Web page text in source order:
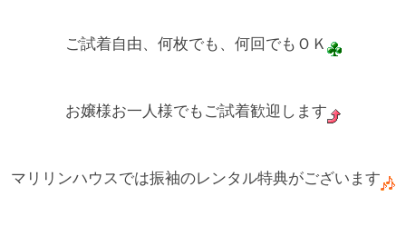
ご試着自由、何枚でも、何回でもＯＫ
お嬢様お一人様でもご試着歓迎します
マリリンハウスでは振袖のレンタル特典がございます